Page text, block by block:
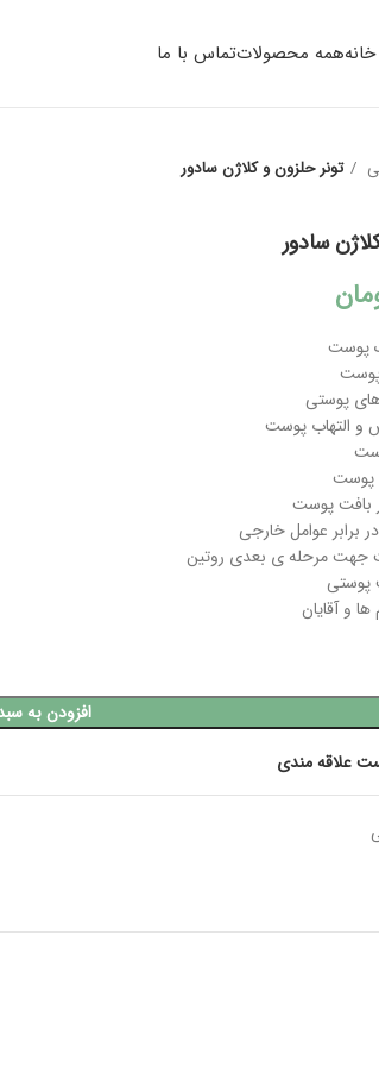
خانههمه محصولاتتماس با ما
تونر حلزون و کلاژن سادور
سادور
پوست
پوست
پوستی
التهاب پوست
پوست
بافت پوست
برابر عوامل خارجی
جهت مرحله ی بعدی روتین
پوستی
و آقایان
افزودن به
علاقه مندی